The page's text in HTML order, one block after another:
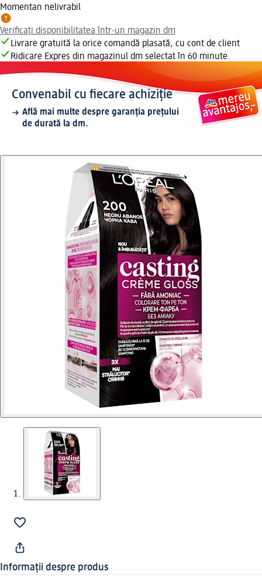
Momentan nelivrabil
Verificați disponibilitatea într-un magazin dm
Livrare gratuită la orice comandă plasată, cu cont de client
Ridicare Expres din magazinul dm selectat în 60 minute.
Convenabil cu fiecare achiziție
Află mai multe despre garanția prețului
de durată la dm.
Informații despre produs